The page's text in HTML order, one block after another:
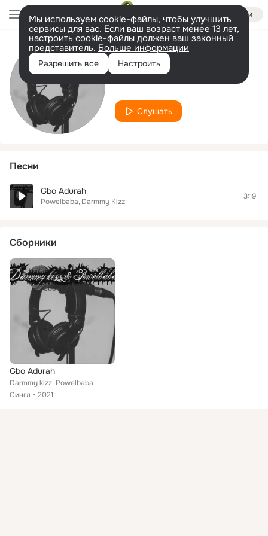
Войти
Мы используем cookie-файлы, чтобы улучшить
сервисы для вас. Если ваш возраст менее 13 лет,
настроить cookie-файлы должен ваш законный
представитель. Больше информации
Разрешить все Настроить
Исполнитель
Powelbaba
Слушать
Песни
Gbo Adurah
Powelbaba Darmmy Kizz
3:19
Сборники
Gbo Adurah
Darmmy kizz, Powelbaba
Сингл
2021